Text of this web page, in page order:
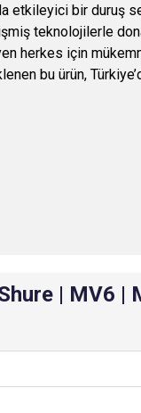
etkileyici bir duruş
teknolojilerle
herkes için
bu ürün,
| MV6 |